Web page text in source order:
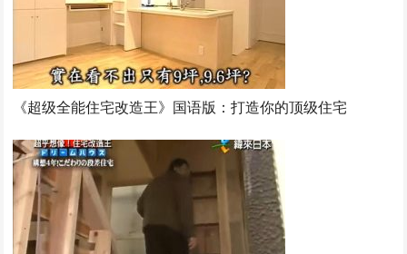
《超级全能住宅改造王》国语版：打造你的顶级住宅